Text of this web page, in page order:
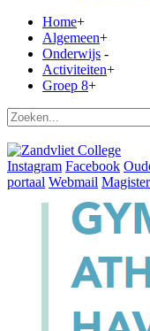
Home+
Algemeen+
Onderwijs -
Activiteiten+
Groep 8+
Instagram Facebook
portaal Webmail Magister